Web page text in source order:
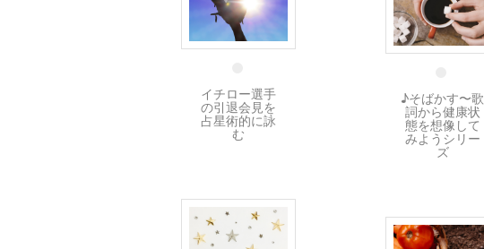
22 3月
イチロー選手
の引退会見を
占星術的に詠
む
15 2月
♪そばかす〜歌
詞から健康状
態を想像して
みようシリー
ズ